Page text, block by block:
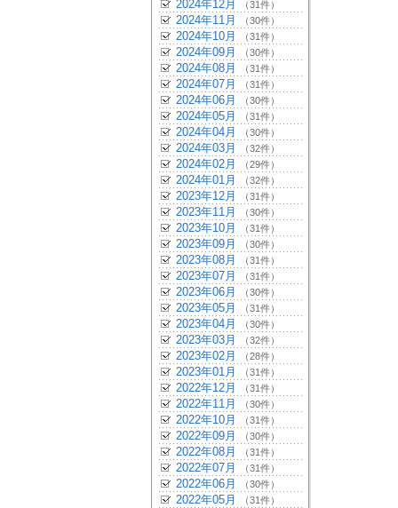
2024年12月 （31件）
2024年11月 （30件）
2024年10月 （31件）
2024年09月 （30件）
2024年08月 （31件）
2024年07月 （31件）
2024年06月 （30件）
2024年05月 （31件）
2024年04月 （30件）
2024年03月 （32件）
2024年02月 （29件）
2024年01月 （32件）
2023年12月 （31件）
2023年11月 （30件）
2023年10月 （31件）
2023年09月 （30件）
2023年08月 （31件）
2023年07月 （31件）
2023年06月 （30件）
2023年05月 （31件）
2023年04月 （30件）
2023年03月 （32件）
2023年02月 （28件）
2023年01月 （31件）
2022年12月 （31件）
2022年11月 （30件）
2022年10月 （31件）
2022年09月 （30件）
2022年08月 （31件）
2022年07月 （31件）
2022年06月 （30件）
2022年05月 （31件）